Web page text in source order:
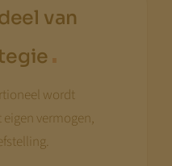
van
.
wordt
vermogen,